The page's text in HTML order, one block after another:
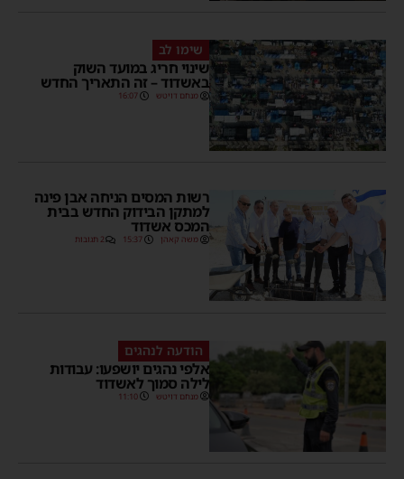
שימו לב
שינוי חריג במועד השוק
באשדוד – זה התאריך החדש
מנחם דויטש 16:07
רשות המסים הניחה אבן פינה
למתקן הבידוק החדש בבית
המכס אשדוד
משה קאהן 15:37 2 תגובות
הודעה לנהגים
אלפי נהגים יושפעו: עבודות
לילה סמוך לאשדוד
מנחם דויטש 11:10